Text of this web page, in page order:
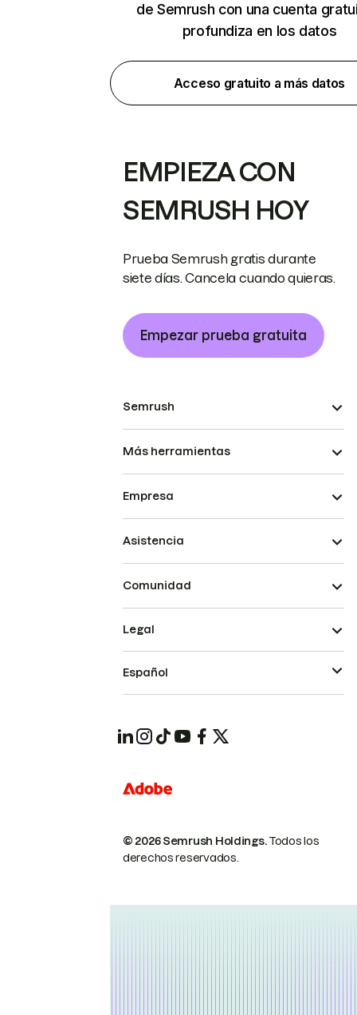
de Semrush con una cuenta
profundiza en los datos
Acceso gratuito a más datos
EMPIEZA CON
SEMRUSH HOY
Prueba Semrush gratis durante
siete días. Cancela cuando quieras.
Empezar prueba gratuita
Semrush
Más herramientas
Empresa
Asistencia
Comunidad
© 2026 Semrush Holdings.Todos los
derechos reservados.
Legal
Español